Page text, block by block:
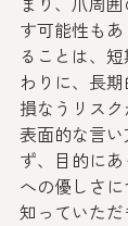
す可能性も
ることは、
わりに、長
損なうリスク
表面的な言
ず、目的に
への優しさ
知っていただ